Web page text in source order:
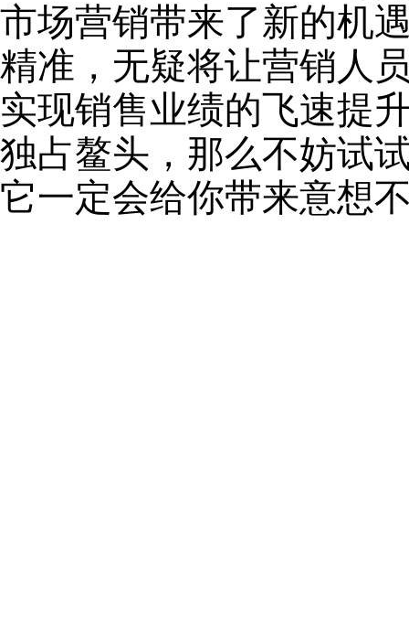
市场营销带来了新的机
精准，无疑将让营销人
实现销售业绩的飞速提
独占鳌头，那么不妨试
它一定会给你带来意想